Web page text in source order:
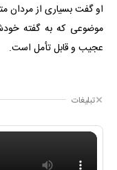
او گفت بسیاری از مردان
موضوعی که به گفته
عجیب و قابل تأمل است.
تبلیغات